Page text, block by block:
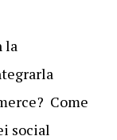
la
Come
social